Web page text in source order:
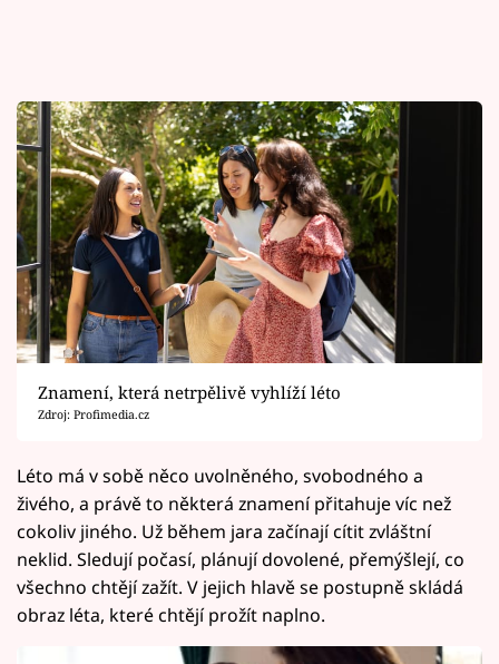
Znamení, která netrpělivě vyhlíží léto
Zdroj: Profimedia.cz
Léto má v sobě něco uvolněného, svobodného a
živého, a právě to některá znamení přitahuje víc než
cokoliv jiného. Už během jara začínají cítit zvláštní
neklid. Sledují počasí, plánují dovolené, přemýšlejí, co
všechno chtějí zažít. V jejich hlavě se postupně skládá
obraz léta, které chtějí prožít naplno.